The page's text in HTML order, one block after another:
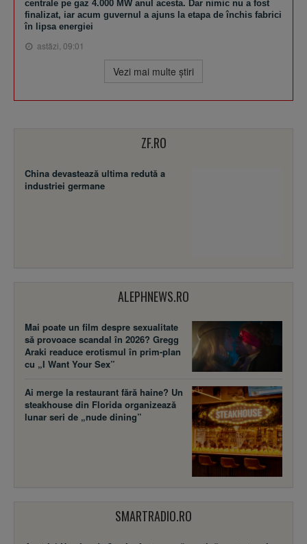
centrale pe gaz 4.000 MW anul acesta. Dar nimic nu a fost
finalizat, iar acum guvernul a ajuns la etapa de închis fabrici
în lipsa energiei
astăzi, 09:01
Vezi mai multe ştiri
ZF.RO
China devastează ultima redută a
industriei germane
ALEPHNEWS.RO
Mai poate un film despre sexualitate
să provoace scandal în 2026? Gregg
Araki readuce erotismul în prim-plan
cu „I Want Your Sex”
Ai merge la restaurant fără haine? Un
steakhouse din Florida organizează
lunar seri de „nude dining”
SMARTRADIO.RO